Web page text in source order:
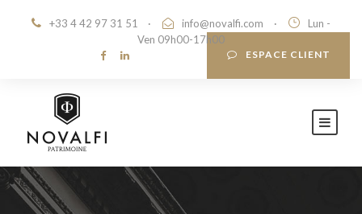
+33 4 42 97 31 51 · info@novalfi.com ·
Lun -
Ven 09h00-17h00
ESPACE CLIENT